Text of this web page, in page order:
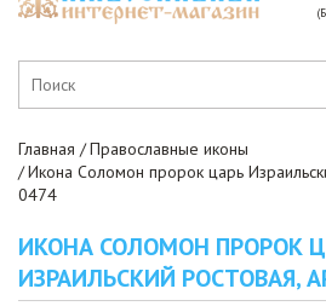
Главная
Православные иконы
Икона Соломон пророк царь
0474
ИКОНА СОЛОМОН ПРОРОК
ИЗРАИЛЬСКИЙ РОСТОВАЯ,